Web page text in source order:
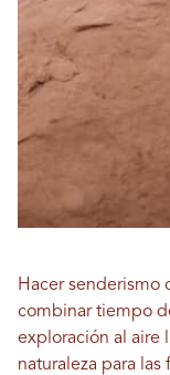
Hacer senderismo
combinar tiempo
exploración al aire
naturaleza para